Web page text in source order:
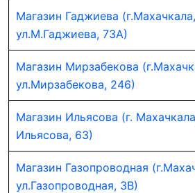
Магазин Гаджиева (г.Махачкала,
ул.М.Гаджиева, 73А)
Магазин Мирзабекова
ул.Мирзабекова, 246)
Магазин Ильясова (г.
Ильясова, 63)
Магазин Газопроводная
ул.Газопроводная, 3В)